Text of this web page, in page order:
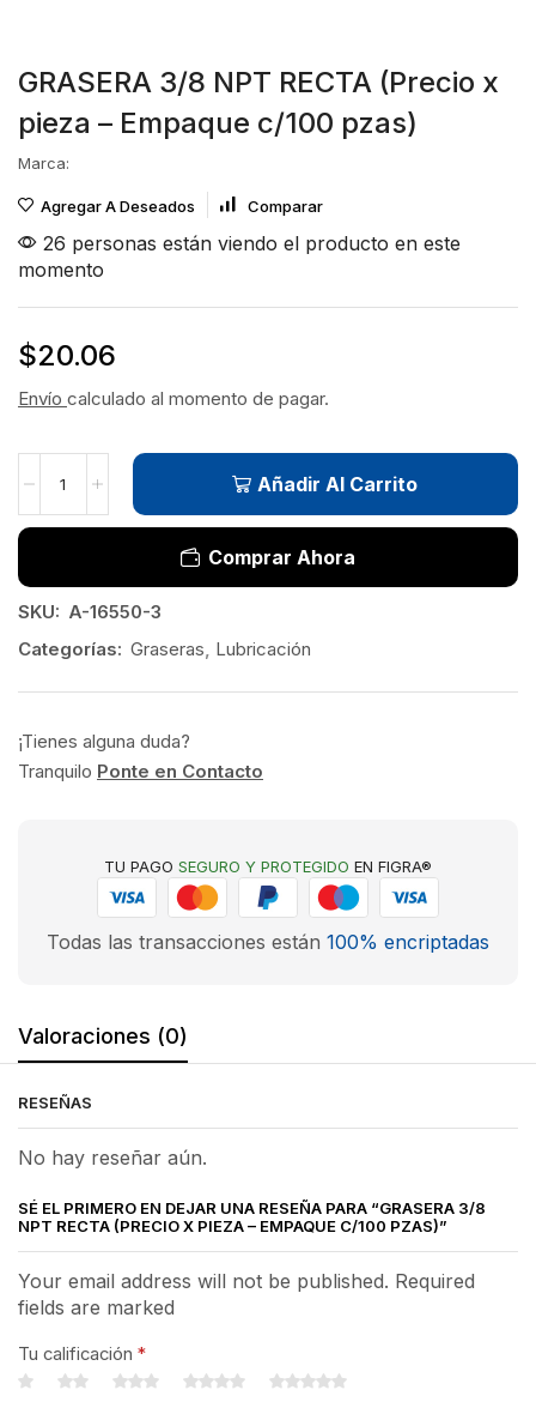
GRASERA 3/8 NPT RECTA (Precio x
pieza – Empaque c/100 pzas)
Marca:
Agregar A Deseados Comparar
26 personas están viendo el producto en este
momento
$20.06
Envío calculado al momento de pagar.
Añadir Al Carrito
Comprar Ahora
SKU: A-16550-3
Categorías: Graseras, Lubricación
¡Tienes alguna duda?
Tranquilo Ponte en Contacto
TU PAGO SEGURO Y PROTEGIDO EN FIGRA®
Todas las transacciones están 100% encriptadas
Valoraciones (0)
RESEÑAS
No hay reseñar aún.
SÉ EL PRIMERO EN DEJAR UNA RESEÑA PARA “GRASERA 3/8
NPT RECTA (PRECIO X PIEZA – EMPAQUE C/100 PZAS)”
Your email address will not be published. Required
fields are marked
Tu calificación *